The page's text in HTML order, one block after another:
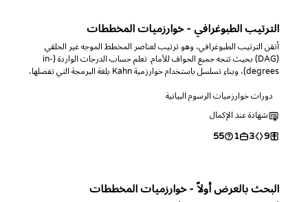
الترتيب الطبوغرافي - خوارزميات المخططات
أتقن الترتيب الطبوغرافي، وهو ترتيب لعناصر المخطط الموجه غير الحلقي
(DAG) بحيث تتجه جميع الحواف للأمام. تعلم حساب الدرجات الواردة (in-
degrees)، وبناء تسلسل باستخدام خوارزمية Kahn بلغة البرمجة التي تفضلها،
دورات خوارزميات الرسوم البيانية
شهادة عند الإكمال
9
3
1
55
البحث بالعرض أولاً - خوارزميات المخططات